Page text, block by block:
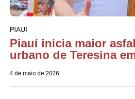
PIAUI
Piauí inicia maior
urbano de Teresina
4 de maio de 2026